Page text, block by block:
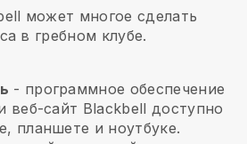
может многое сделать
в гребном клубе.
- программное обеспечение
веб-сайт Blackbell доступно
планшете и ноутбуке.